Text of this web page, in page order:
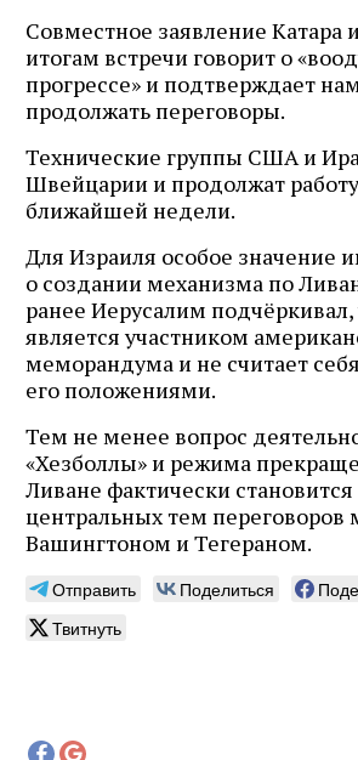
Совместное заявление Катара
итогам встречи говорит о
прогрессе» и подтверждает
продолжать переговоры.
Технические группы США и
Швейцарии и продолжат
ближайшей недели.
Для Израиля особое значение
о создании механизма по
ранее Иерусалим подчёркивал,
является участником
меморандума и не считает
его положениями.
Тем не менее вопрос
«Хезболлы» и режима
Ливане фактически
центральных тем переговоров
Вашингтоном и Тегераном.
Отправить Поделиться
Твитнуть